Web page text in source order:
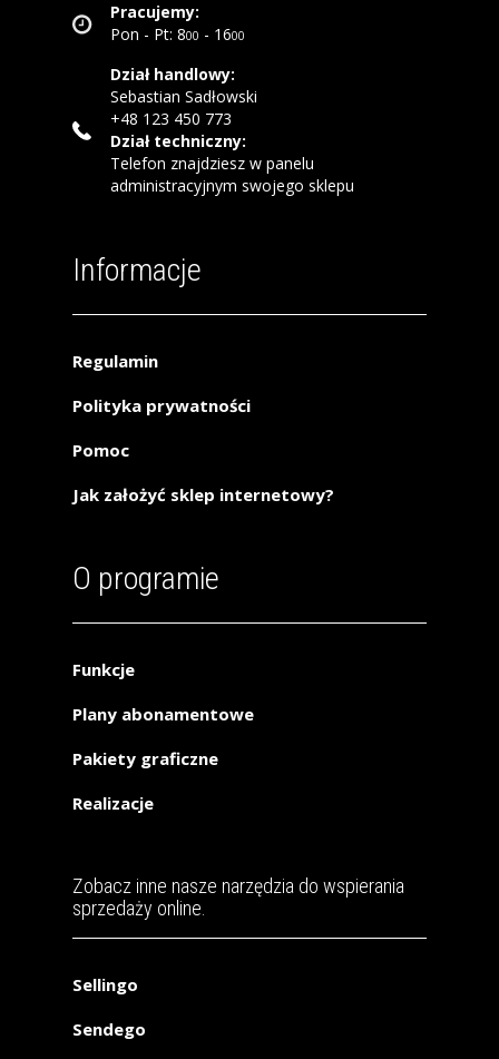
Pracujemy:
Pon - Pt: 800 - 1600
Dział handlowy:
Sebastian Sadłowski
+48 123 450 773
Dział techniczny:
Telefon znajdziesz w panelu
administracyjnym swojego sklepu
Informacje
Regulamin
Polityka prywatności
Pomoc
Jak założyć sklep internetowy?
O programie
Funkcje
Plany abonamentowe
Pakiety graficzne
Realizacje
Zobacz inne nasze narzędzia do wspierania
sprzedaży online.
Sellingo
Sendego